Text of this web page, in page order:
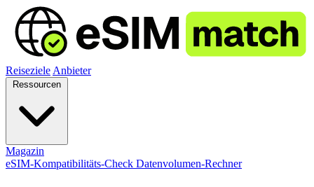
Reiseziele Anbieter
Magazin
eSIM-Kompatibilitäts-Check Datenvolumen-Rechner